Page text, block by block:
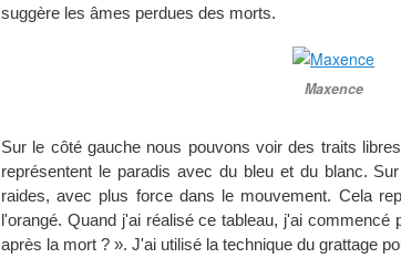
suggère les âmes perdues des morts.
Maxence
Sur le côté gauche nous pouvons voir des traits
représentent le paradis avec du bleu et du blanc.
raides, avec plus force dans le mouvement. Cela
l'orangé. Quand j'ai réalisé ce tableau, j'ai
après la mort ? ». J'ai utilisé la technique du grattage